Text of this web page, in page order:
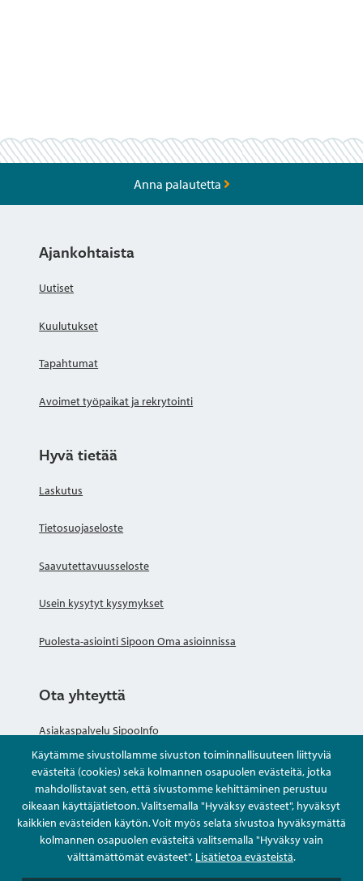
Käytämme sivustollamme sivuston toiminnallisuuteen liittyviä
evästeitä (cookies) sekä kolmannen osapuolen evästeitä, jotka
mahdollistavat sen, että sivustomme kehittäminen perustuu
oikeaan käyttäjätietoon. Valitsemalla "Hyväksy evästeet", hyväksyt
kaikkien evästeiden käytön. Voit myös selata sivustoa hyväksymättä
kolmannen osapuolen evästeitä valitsemalla "Hyväksy vain
välttämättömät evästeet". Lisätietoa evästeistä.
Anna palautetta
Ajankohtaista
Uutiset
Kuulutukset
Tapahtumat
Avoimet työpaikat ja rekrytointi
Hyvä tietää
Laskutus
Tietosuojaseloste
Saavutettavuusseloste
Usein kysytyt kysymykset
Puolesta-asiointi Sipoon Oma asioinnissa
Ota yhteyttä
Asiakaspalvelu SipooInfo
Anna palautetta nimettömästi
Kysy tai asioi
Yhteystiedot